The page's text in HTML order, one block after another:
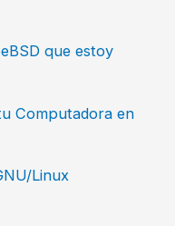
que estoy
Computadora en
Linux